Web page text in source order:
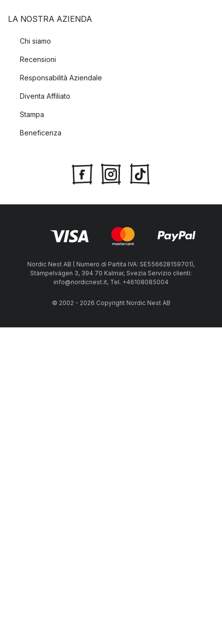
LA NOSTRA AZIENDA
Chi siamo
Recensioni
Responsabilità Aziendale
Diventa Affiliato
Stampa
Beneficenza
Nordic Nest AB ( Numero di Partita IVA: SE556628159701),
Stämpelvägen 3, 394 70 Kalmar, Svezia Servizio clienti:
info@nordicnest.it, Tel. +46108085004
© 2002 - 2026 Copyright Nordic Nest AB